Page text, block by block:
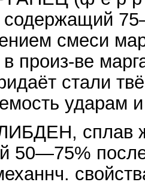
содержащий
смеси
произ-ве
стали
ударам
сплав
50—75%